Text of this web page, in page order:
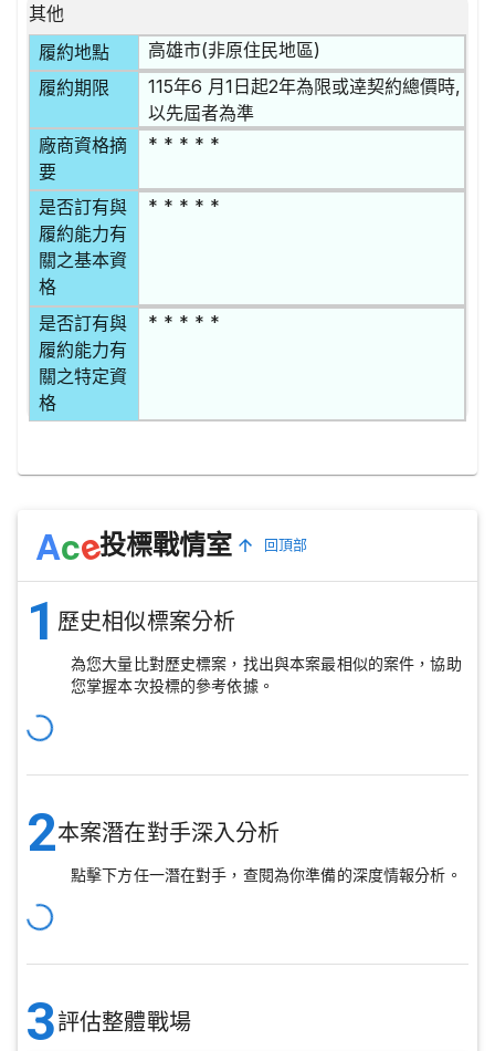
其他
履約地點
高雄市(非原住民地區)
履約期限
115年6 月1日起2年為限或逹契約總價時,
以先屆者為準
廠商資格摘
要
* * * * *
是否訂有與
履約能力有
關之基本資
格
* * * * *
是否訂有與
履約能力有
關之特定資
格
* * * * *
Ace投標戰情室 回頂部
1 歷史相似標案分析
為您大量比對歷史標案，找出與本案最相似的案件，協助
您掌握本次投標的參考依據。
2本案潛在對手深入分析
點擊下方任一潛在對手，查閱為你準備的深度情報分析。
3評估整體戰場